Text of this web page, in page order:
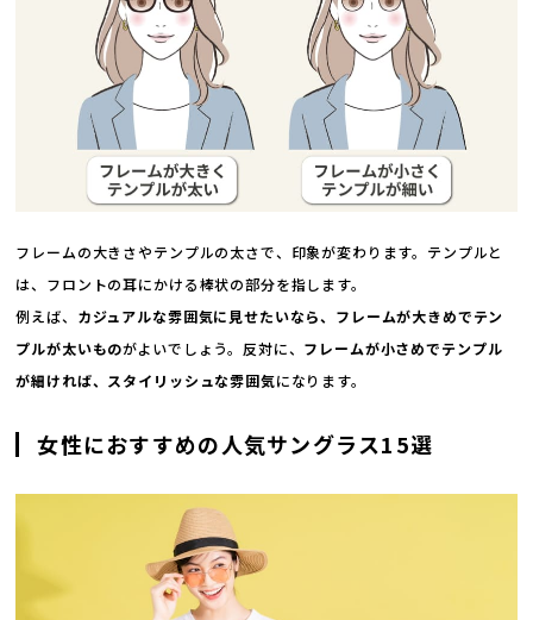
フレームの大きさやテンプルの太さで、印象が変わります。テンプルと
は、フロントの耳にかける棒状の部分を指します。
例えば、 カジュアルな雰囲気に見せたいなら、フレームが大きめでテン
プルが太いものがよいでしょう。反対に、 フレームが小さめでテンプル
が細ければ、スタイリッシュな雰囲気になります。
女性におすすめの人気サングラス15選